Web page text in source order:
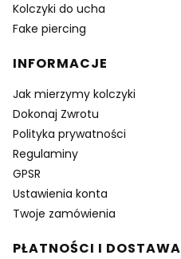
Kolczyki do ucha
Fake piercing
INFORMACJE
Jak mierzymy kolczyki
Dokonaj Zwrotu
Polityka prywatności
Regulaminy
GPSR
Ustawienia konta
Twoje zamówienia
PŁATNOŚCI I DOSTAWA